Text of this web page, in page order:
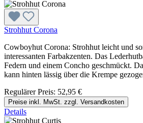
Strohhut Corona
Cowboyhut Corona: Strohhut leicht und
interessanten Farbakzenten. Das
Federn und einem Concho geschmückt.
kann hinten lässig über die Krempe
Regulärer Preis: 52,95 €
Preise inkl. MwSt. zzgl. Versandkosten
Details